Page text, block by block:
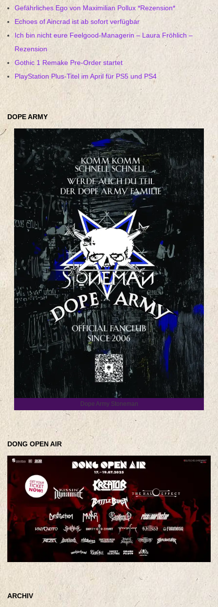
Gefährliches Ego von Maximilian Pollux *Rezension*
Echoes of Aincrad ist ab sofort verfügbar
Ich bin nicht eure Feelgood-Managerin – Laura Fröhlich –
Rezension
Gothic 1 Remake Pre-Order startet
PlayStation Plus-Titel im April für PS5 und PS4
DOPE ARMY
Dope Army Stoneman
DONG OPEN AIR
ARCHIV